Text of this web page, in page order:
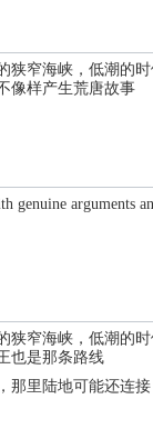
狭窄海峡，低潮的
像样产生荒唐故事
genuine arguments
狭窄海峡，低潮的
也是那条路线
那里陆地可能还连